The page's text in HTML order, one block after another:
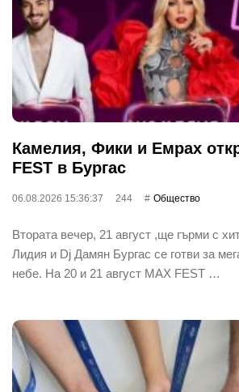
Камелия, Фики и Емрах
FEST в Бургас
06.08.2026 15:36:37 244 Общество
Втората вечер, 21 август ,ще гърми с
Лидия и Dj Дамян Бургас се готви за
небе. На 20 и 21 август MAX FEST …